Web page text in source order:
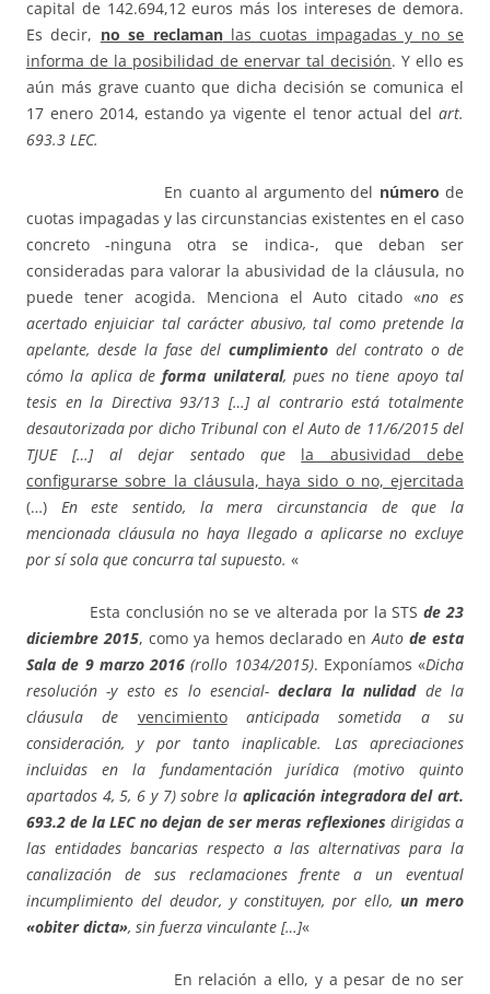
capital de 142.694,12 euros más los intereses de demora.
Es decir, no se reclamanlas cuotas impagadas y no se
informa de la posibilidad de enervar tal decisión. Y ello es
aún más grave cuanto que dicha decisión se comunica el
17 enero 2014, estando ya vigente el tenor actual del art.
693.3 LEC.
En cuanto al argumento del número de
cuotas impagadas y las circunstancias existentes en el caso
concreto -ninguna otra se indica-, que deban ser
consideradas para valorar la abusividad de la cláusula, no
puede tener acogida. Menciona el Auto citado «no es
acertado enjuiciar tal carácter abusivo, tal como pretende la
apelante, desde la fase del cumplimiento del contrato o de
cómo la aplica deforma unilateral, pues no tiene apoyo tal
tesis en la Directiva 93/13 […] al contrario está totalmente
desautorizada por dicho Tribunal con el Auto de 11/6/2015 del
TJUE […] al dejar sentado que la abusividad debe
configurarse sobre la cláusula, haya sido o no, ejercitada
(…) En este sentido, la mera circunstancia de que la
mencionada cláusula no haya llegado a aplicarse no excluye
por sí sola que concurra tal supuesto. «
Esta conclusión no se ve alterada por la STSde 23
diciembre 2015, como ya hemos declarado enAuto de esta
Sala de 9 marzo 2016(rollo 1034/2015). Exponíamos «Dicha
resolución -y esto es lo esencial-declara la nulidadde la
cláusula de
vencimientoanticipada sometida a su
consideración, y por tanto inaplicable. Las apreciaciones
incluidas en la fundamentación jurídica (motivo quinto
apartados 4, 5, 6 y 7) sobre la aplicación integradora del art.
693.2 de la LEC no dejan de ser meras reflexiones dirigidas a
las entidades bancarias respecto a las alternativas para la
canalización de sus reclamaciones frente a un eventual
incumplimiento del deudor, y constituyen, por ello, un mero
«obiter dicta», sin fuerza vinculante […]«
En relación a ello, y a pesar de no ser